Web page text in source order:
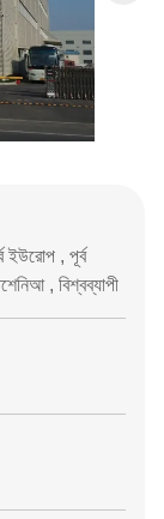
ইউরোপ , পূর্ব
, বিশ্বব্যাপী